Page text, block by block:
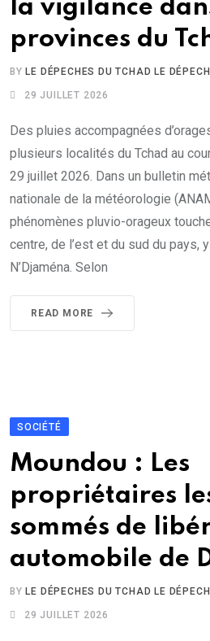
la vigilance
provinces du
BYLE DÉPECHES DU TCHAD LE
29 JUILLET 2026
Des pluies accompagnées
plusieurs localités du Tchad au
29 juillet 2026. Dans un bulletin
nationale de la météorologie
phénomènes pluvio-orageux
centre, de l’est et du sud du pays,
N’Djaména. Selon
READ MORE
SOCIÉTÉ
Moundou : Les
propriétaires
sommés de
automobile de
BYLE DÉPECHES DU TCHAD LE
29 JUILLET 2026